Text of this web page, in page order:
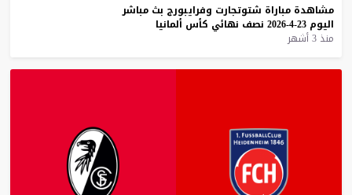
مشاهدة مباراة شتوتجارت وفرايبورج بث مباشر
اليوم 23-4-2026 نصف نهائي كأس ألمانيا
منذ 3 أشهر